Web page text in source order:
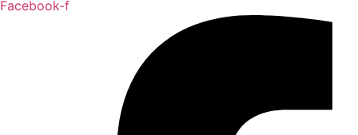
Facebook-f